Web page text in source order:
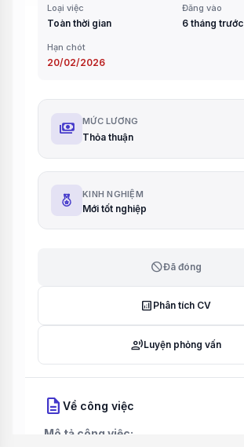
Loại việc
Toàn thời gian
Đăng vào
6 tháng trước
Hạn chót
20/02/2026
payments MỨC LƯƠNG
Thỏa thuận
KINH NGHIỆM
Mới tốt nghiệp
blockĐã đóng
analytics Phân tích CV
record_voice_overLuyện phỏng vấn
description Về công việc
Mô tả công việc: